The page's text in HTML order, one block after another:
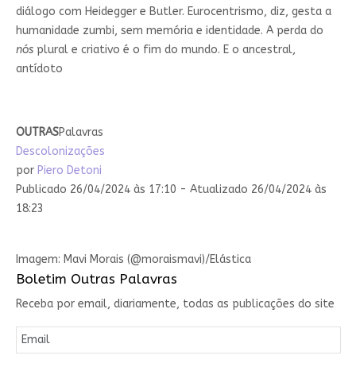
diálogo com Heidegger e Butler. Eurocentrismo, diz, gesta a
humanidade zumbi, sem memória e identidade. A perda do
nósplural e criativo é o fim do mundo. E o ancestral,
antídoto
OUTRASPalavras
Descolonizações
por Piero Detoni
Publicado 26/04/2024 às 17:10 - Atualizado 26/04/2024 às
18:23
Imagem: Mavi Morais (@moraismavi)/Elástica
Boletim Outras Palavras
Receba por email, diariamente, todas as publicações do site